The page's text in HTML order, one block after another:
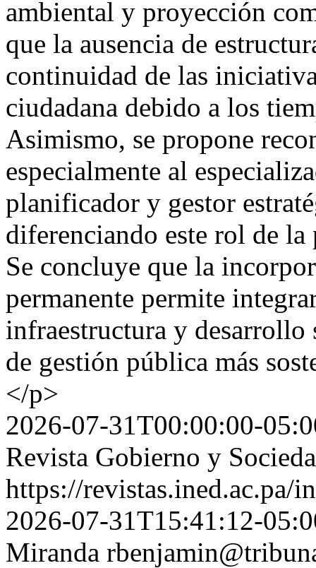
ambiental y proyección
que la ausencia de
continuidad de las
ciudadana debido a los
Asimismo, se propone
especialmente al
planificador y gestor
diferenciando este rol de
Se concluye que la
permanente permite
infraestructura y
de gestión pública más
</p>
2026-07-31T00:00:00-
Revista Gobierno y
https://revistas.ined.ac.pa/
2026-07-31T15:41:12-
Miranda